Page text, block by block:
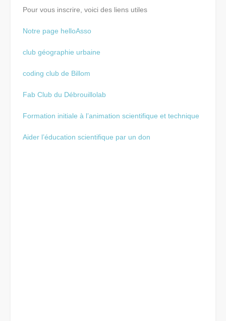
Pour vous inscrire, voici des liens utiles
Notre page helloAsso
club géographie urbaine
coding club de Billom
Fab Club du Débrouillolab
Formation initiale à l’animation scientifique et technique
Aider l’éducation scientifique par un don